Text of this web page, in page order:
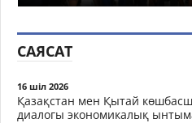
САЯСАТ
16 шіл 2026
Қазақстан мен Қытай
диалогы экономикалық